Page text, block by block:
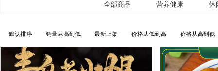
全部商品 营养健康 休
默认排序 销量从高到低 最新上架 价格从低到高 价格从高到低